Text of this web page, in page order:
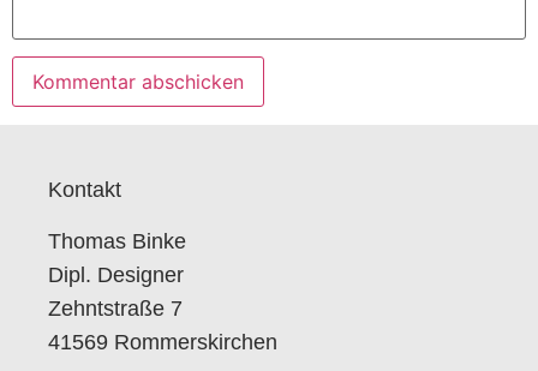
Kontakt
Thomas Binke
Dipl. Designer
Zehntstraße 7
41569 Rommerskirchen